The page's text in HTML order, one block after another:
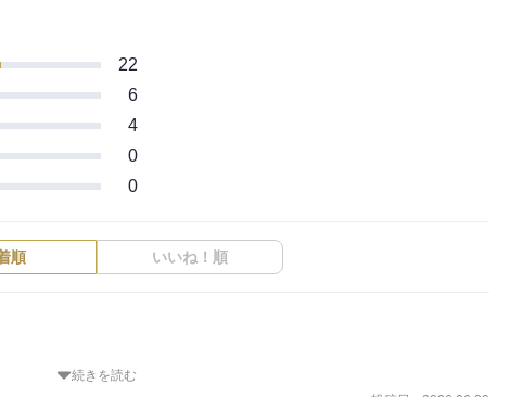
22
6
4
0
0
順 いいね！順
続きを読む